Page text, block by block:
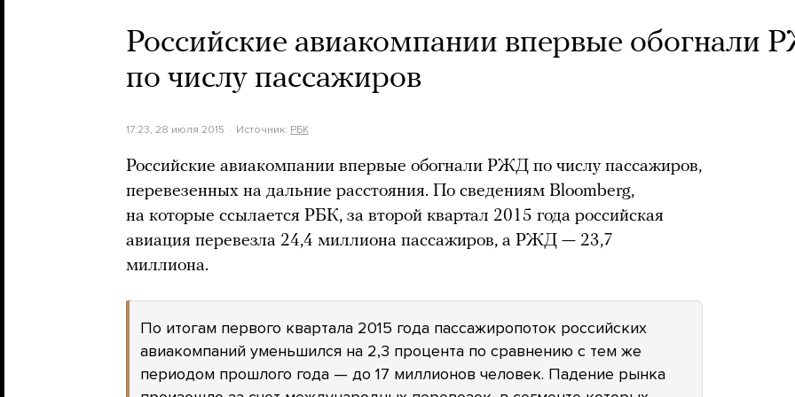
Российские авиакомпании впервые обогнали
по числу пассажиров
17:23, 28 июля 2015 Источник: РБК
Российские авиакомпании впервые обогнали РЖД по числу пассажиров,
перевезенных на дальние расстояния. По сведениям Bloomberg,
на которые ссылается РБК, за второй квартал 2015 года российская
авиация перевезла 24,4 миллиона пассажиров, а РЖД — 23,7
миллиона.
По итогам первого квартала 2015 года пассажиропоток российских
авиакомпаний уменьшился на 2,3 процента по сравнению с тем же
периодом прошлого года — до 17 миллионов человек. Падение рынка